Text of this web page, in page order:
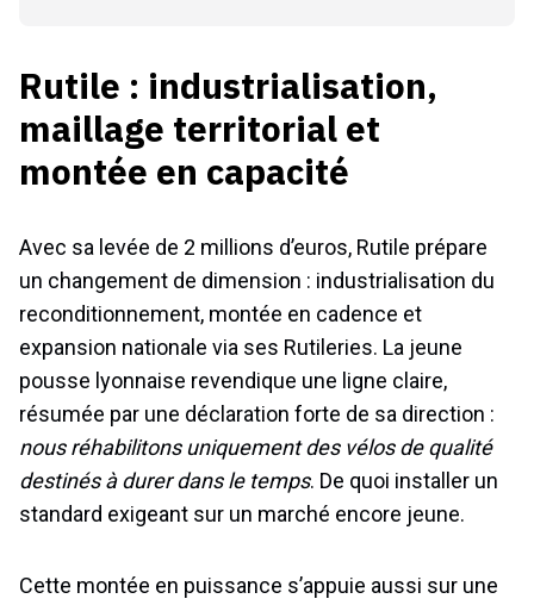
Rutile : industrialisation,
maillage territorial et
montée en capacité
Avec sa levée de 2 millions d’euros, Rutile prépare
un changement de dimension : industrialisation du
reconditionnement, montée en cadence et
expansion nationale via ses Rutileries. La jeune
pousse lyonnaise revendique une ligne claire,
résumée par une déclaration forte de sa direction :
nous réhabilitons uniquement des vélos de qualité
destinés à durer dans le temps. De quoi installer un
standard exigeant sur un marché encore jeune.
Cette montée en puissance s’appuie aussi sur une